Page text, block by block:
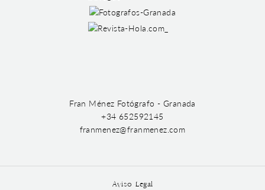
Fran Ménez Fotógrafo - Granada
+34 652592145
franmenez@franmenez.com
Aviso Legal